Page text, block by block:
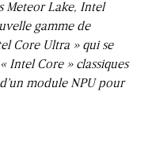
Meteor Lake, Intel
gamme de
Core Ultra » qui se
Intel Core » classiques
module NPU pour